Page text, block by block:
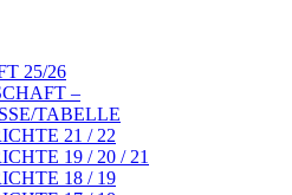
25/26
–
TABELLE
21 / 22
19 / 20 / 21
18 / 19